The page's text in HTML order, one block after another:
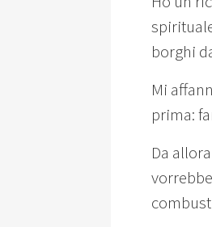
borghi
Mi
prima:
Da